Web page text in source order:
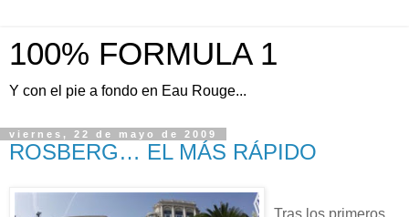
100% FORMULA 1
Y con el pie a fondo en Eau Rouge...
viernes, 22 de mayo de 2009
ROSBERG… EL MÁS RÁPIDO
Tras los primeros